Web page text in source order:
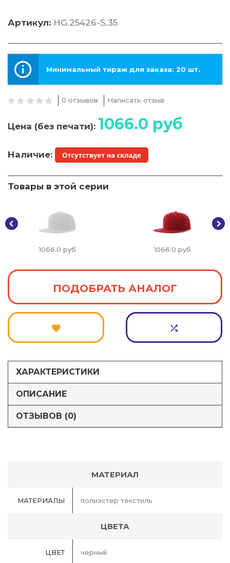
Артикул: HG.25426-S.35
Минимальный тираж для заказа: 20 шт.
0 отзывов Написать отзыв
Цена (без печати): 1066.0 руб
Наличие:
Товары в этой серии
1066.0 руб 1066.0 руб
ПОДОБРАТЬ АНАЛОГ
ХАРАКТЕРИСТИКИ
ОПИСАНИЕ
ОТЗЫВОВ (0)
МАТЕРИАЛ
МАТЕРИАЛЫ полиэстер текстиль
ЦВЕТА
ЦВЕТ черный